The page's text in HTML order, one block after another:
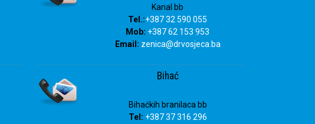
Kanal bb
Tel.:+387 32 590 055
Mob: +387 62 153 953
Email: zenica@drvosjeca.ba
Bihać
Bihaćkih branilaca bb
Tel: +387 37 316 296